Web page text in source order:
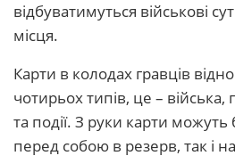
відбуватимуться військові
місця.
Карти в колодах гравців
чотирьох типів, це –
та події. З руки карти можуть
перед собою в резерв, так і